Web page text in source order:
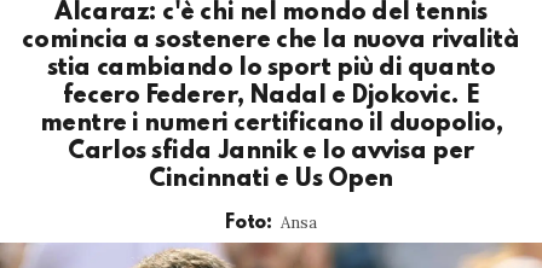
Alcaraz: c'è chi nel mondo del tennis
comincia a sostenere che la nuova rivalità
stia cambiando lo sport più di quanto
fecero Federer, Nadal e Djokovic. E
mentre i numeri certificano il duopolio,
Carlos sfida Jannik e lo avvisa per
Cincinnati e Us Open
Foto: Ansa